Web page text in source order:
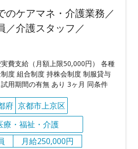
のケアマネ・介護業務／
／介護スタッフ／
実費支給（月額上限50,000円） 各種
度 組合制度 持株会制度 制服貸与
用期間の有無 あり 3ヶ月 同条件
府 京都市上京区
療・福祉・介護
月給250,000円